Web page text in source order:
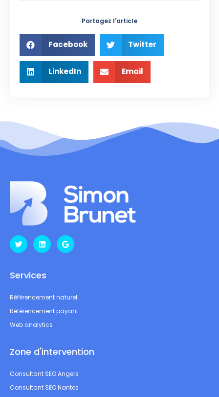
Partagez l'article
Facebook Twitter
LinkedIn Email
Services
Référencement naturel
Référencement payant
Web analytics
Zone d'intervention
Consultant SEO Angers
Consultant SEO Nantes